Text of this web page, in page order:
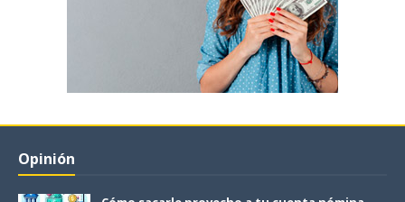
Opinión